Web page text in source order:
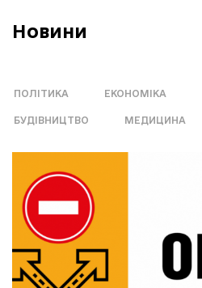
Новини
ПОЛІТИКА ЕКОНОМІКА
БУДІВНИЦТВО МЕДИЦИНА